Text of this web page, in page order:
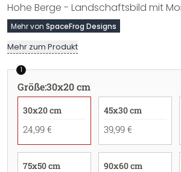
Hohe Berge - Landschaftsbild mit
Mehr von SpaceFrog Designs
Mehr zum Produkt
1
Größe:30x20 cm
30x20 cm
24,99 €
45x30 cm
39,99 €
75x50 cm 90x60 cm